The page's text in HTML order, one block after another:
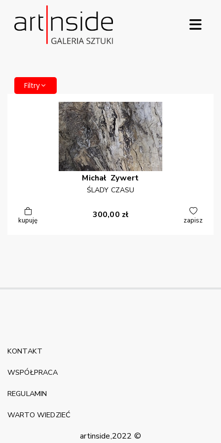
Filtry
Michał Zywert
ŚLADY CZASU
kupuję
300,00 zł
zapisz
artinside,2022 ©
KONTAKT
WSPÓŁPRACA
REGULAMIN
WARTO WIEDZIEĆ